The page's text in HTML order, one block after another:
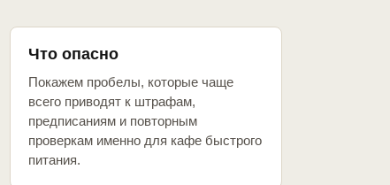
Что опасно
Покажем пробелы, которые чаще
всего приводят к штрафам,
предписаниям и повторным
проверкам именно для кафе быстрого
питания.